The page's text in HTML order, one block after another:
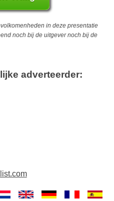
in deze presentatie
noch bij de uitgever noch bij de
adverteerder: